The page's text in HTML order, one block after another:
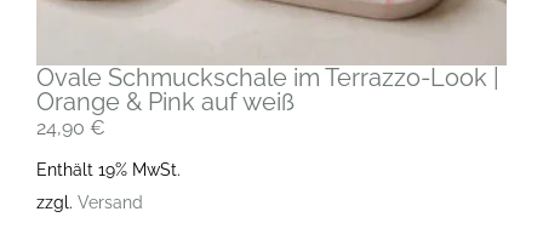
Ovale Schmuckschale im Terrazzo-Look |
Orange & Pink auf weiß
24,90 €
Enthält 19% MwSt.
zzgl. Versand